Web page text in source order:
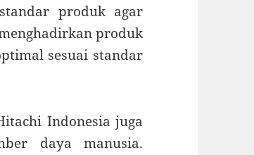
produk agar
produk
sesuai standar
Indonesia juga
daya manusia.